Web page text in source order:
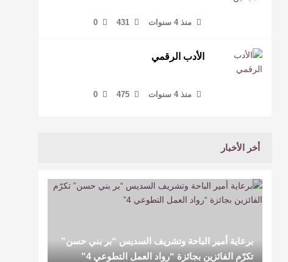
منذ 4 سنوات 431
0
الأدب الرقمي
منذ 4 سنوات 475
0
أخر الأخبار
برعاية أمير الباحة وتشريف السديس “بر بني حسن”
تكرّم الفائزين بجائزة “رواد العمل التطوعي 4”